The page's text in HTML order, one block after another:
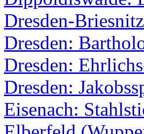
Dresden-
Dresden:
Dresden:
Dresden:
Eisenach: